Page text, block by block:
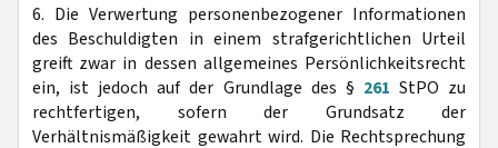
6. Die Verwertung personenbezogener Informationen
des Beschuldigten in einem strafgerichtlichen Urteil
greift zwar in dessen allgemeines Persönlichkeitsrecht
ein, ist jedoch auf der Grundlage des § 261 StPO zu
rechtfertigen, sofern der Grundsatz der
Verhältnismäßigkeit gewahrt wird. Die Rechtsprechung